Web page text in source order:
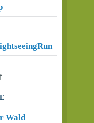
Wald